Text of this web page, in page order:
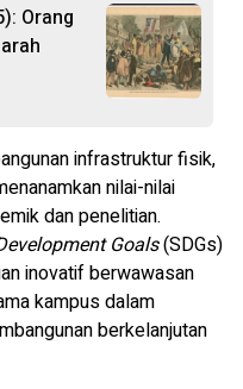
Orang
infrastruktur fisik,
nilai-nilai
dan penelitian.
Goals(SDGs)
inovatif berwawasan
kampus dalam
berkelanjutan